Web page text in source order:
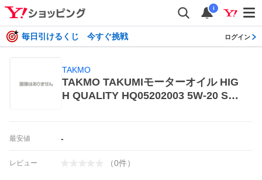
i
毎日引けるくじ 今すぐ挑戦 ログイン
TAKMO
TAKMO TAKUMIモーターオイル HIG
H QUALITY HQ05202003 5W-20 SP
最安値 -
レビュー （0件）